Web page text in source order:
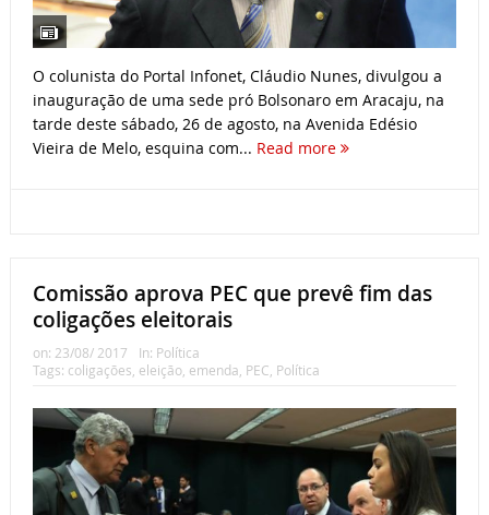
O colunista do Portal Infonet, Cláudio Nunes, divulgou a
inauguração de uma sede pró Bolsonaro em Aracaju, na
tarde deste sábado, 26 de agosto, na Avenida Edésio
Vieira de Melo, esquina com... Read more
Comissão aprova PEC que prevê fim das
coligações eleitorais
on: 23/08/ 2017 In: Política
Tags: coligações, eleição, emenda, PEC, Política